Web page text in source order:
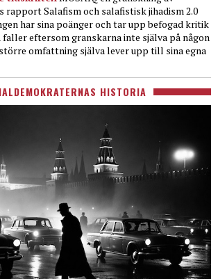
rapport Salafism och salafistisk jihadism 2.0
har sina poänger och tar upp befogad kritik
eftersom granskarna inte själva på någon
omfattning själva lever upp till sina egna
HISTORIA